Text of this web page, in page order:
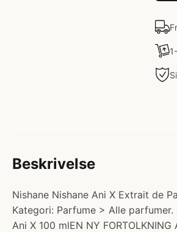
Beskrivelse
Nishane Nishane Ani X Extrait de
Kategori: Parfume > Alle parfumer.
Ani X 100 mlEN NY